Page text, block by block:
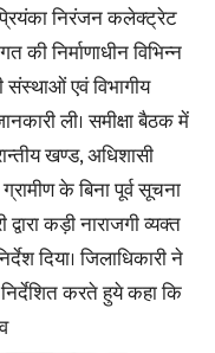
निरंजन कलेक्ट्रेट
निर्माणाधीन विभिन्न
संस्थाओं एवं विभागीय
ली। समीक्षा बैठक में
खण्ड, अधिशासी
के बिना पूर्व सूचना
कड़ी नाराजगी व्यक्त
दिया। जिलाधिकारी ने
करते हुये कहा कि